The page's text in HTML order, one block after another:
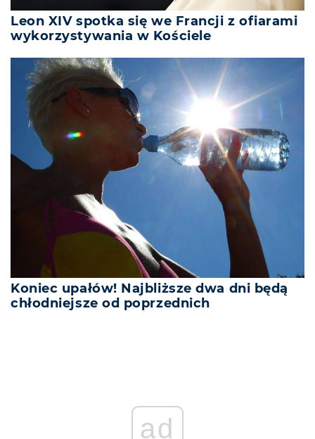
Leon XIV spotka się we Francji z ofiarami
wykorzystywania w Kościele
Koniec upałów! Najbliższe dwa dni będą
chłodniejsze od poprzednich
ad